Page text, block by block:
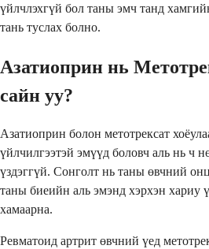
үйлчлэхгүй бол таны эмч танд
тань туслах болно.
Азатиоприн нь
сайн уу?
Азатиоприн болон метотрексат
үйлчилгээтэй эмүүд боловч аль нь ч
үздэггүй. Сонголт нь таны өвчний
таны биеийн аль эмэнд хэрхэн хариу
хамаарна.
Ревматоид артрит өвчний үед